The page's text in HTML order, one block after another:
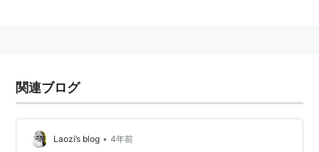
第82回アカデミー賞長編ドキュメンタリー賞のほか、
世界中の映画祭で賞を受賞し高い評価を得ている。一方
で、イルカ漁を実態を正しく伝えていないという批判も
多い。また隠し撮りを用いた箇所も問題視されており、
関連ブログ
Laozi’s blog • 4年前